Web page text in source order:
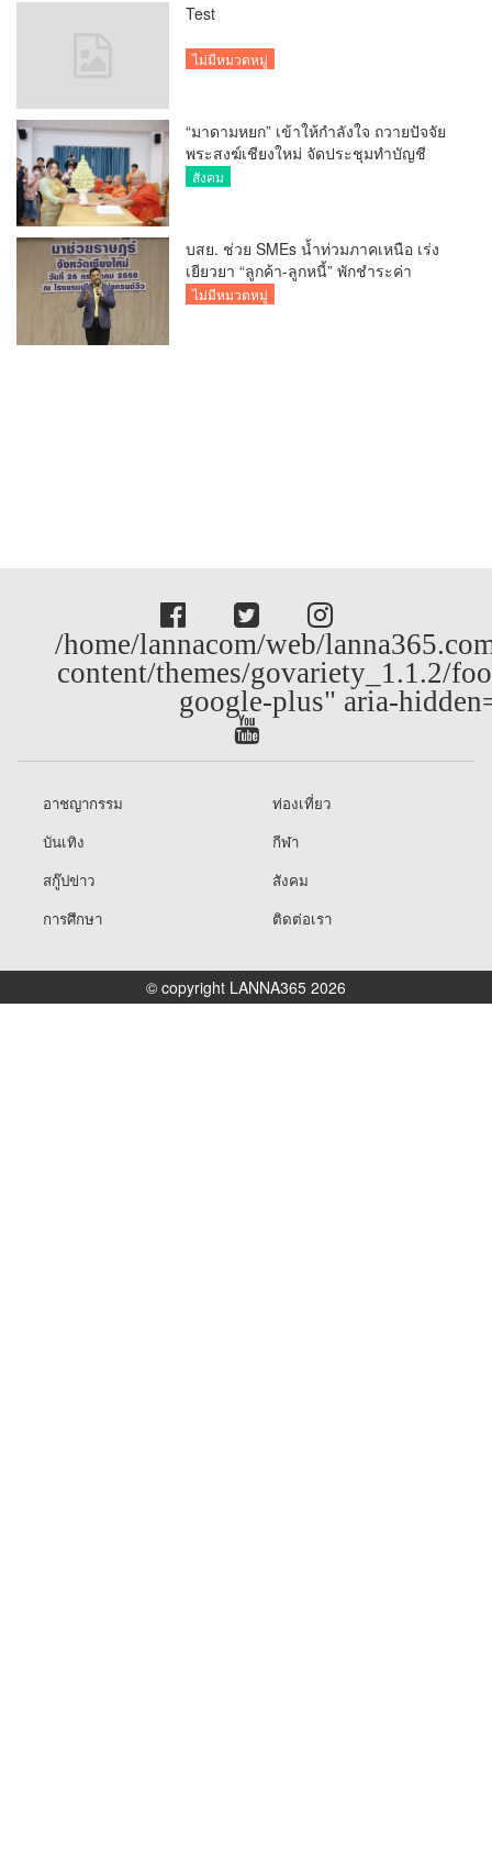
Test
ไม่มีหมวดหมู่
“มาดามหยก” เข้าให้กำลังใจ ถวายปัจจัย
พระสงฆ์เชียงใหม่ จัดประชุมทำบัญชี
รายรับรายจ่ายของวัด กว่า 300 รูป ที่วัด
สังคม
บสย. ช่วย SMEs น้ำท่วมภาคเหนือ เร่ง
เยียวยา “ลูกค้า-ลูกหนี้” พักชำระค่า
ธรรมเนียม-ค่างวด
ไม่มีหมวดหมู่
/home/lannacom/web/
content/themes/govariety_1.1.2/
google-plus" aria-
อาชญากรรม
ท่องเที่ยว
บันเทิง
กีฬา
สกู๊ปข่าว
สังคม
การศึกษา
ติดต่อเรา
© copyright LANNA365 2026